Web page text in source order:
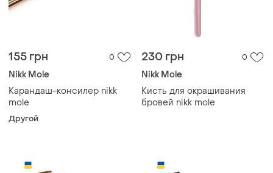
155 грн 0
Nikk Mole
Карандаш-консилер nikk
mole
Другой
230 грн 0
Nikk Mole
Кисть для окрашивания
бровей nikk mole